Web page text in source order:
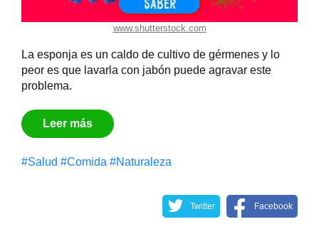
www.shutterstock.com
La esponja es un caldo de cultivo de gérmenes y lo
peor es que lavarla con jabón puede agravar este
problema.
Leer más
#Salud #Comida #Naturaleza
Twitter Facebook